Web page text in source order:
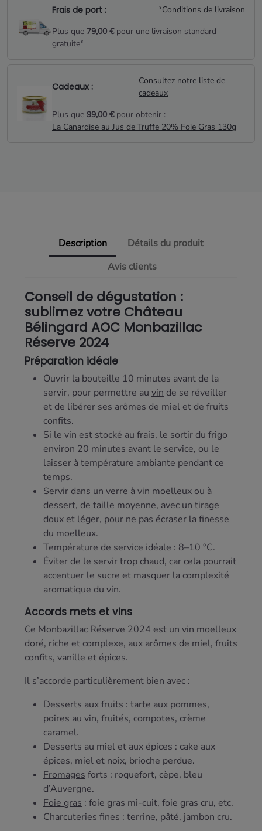
Frais de port :
*Conditions de livraison
Plus que 79,00 €pour une livraison standard
gratuite*
Cadeaux :
Consultez notre liste de
cadeaux
Plus que 99,00 €pour obtenir :
La Canardise au Jus de Truffe 20% Foie Gras 130g
Description
Détails du produit
Avis clients
Conseil de dégustation :
sublimez votre Château
Bélingard AOC Monbazillac
Réserve 2024
Préparation idéale
Ouvrir la bouteille 10 minutes avant de la
servir, pour permettre au vin de se réveiller
et de libérer ses arômes de miel et de fruits
confits.
Si le vin est stocké au frais, le sortir du frigo
environ 20 minutes avant le service, ou le
laisser à température ambiante pendant ce
temps.
Servir dans un verre à vin moelleux ou à
dessert, de taille moyenne, avec un tirage
doux et léger, pour ne pas écraser la finesse
du moelleux.
Température de service idéale : 8–10 °C.
Éviter de le servir trop chaud, car cela pourrait
accentuer le sucre et masquer la complexité
aromatique du vin.
Accords mets et vins
Ce Monbazillac Réserve 2024 est un vin moelleux
doré, riche et complexe, aux arômes de miel, fruits
confits, vanille et épices.
Il s’accorde particulièrement bien avec :
Desserts aux fruits : tarte aux pommes,
poires au vin, fruités, compotes, crème
caramel.
Desserts au miel et aux épices : cake aux
épices, miel et noix, brioche perdue.
Fromages forts : roquefort, cèpe, bleu
d’Auvergne.
Foie gras : foie gras mi-cuit, foie gras cru, etc.
Charcuteries fines : terrine, pâté, jambon cru.